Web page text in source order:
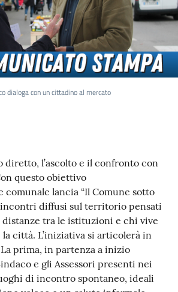
dialoga con un cittadino al mercato
diretto, l’ascolto e il confronto con
questo obiettivo
comunale lancia “Il Comune sotto
incontri diffusi sul territorio pensati
tra le istituzioni e chi vive
città. L’iniziativa si articolerà in
prima, in partenza a inizio
e gli Assessori presenti nei
di incontro spontaneo, ideali